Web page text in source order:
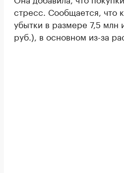
стресс. Сообщается, что
убытки в размере 7,5 млн
руб.), в основном из-за